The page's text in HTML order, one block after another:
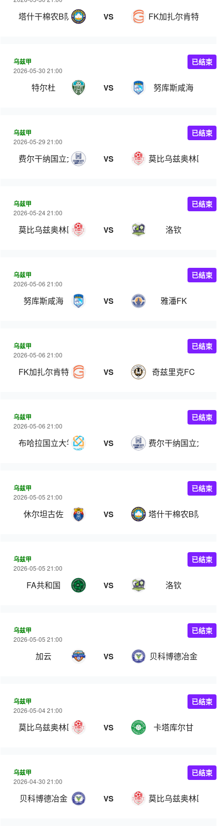
塔什干棉农B队 VS FK加扎尔肯特
乌兹甲
2026-05-30 21:00
特尔杜 VS 努库斯咸海
已结束
乌兹甲
2026-05-29 21:00
费尔干纳国立大学 VS 莫比乌兹奥林匹克
已结束
乌兹甲
2026-05-24 21:00
莫比乌兹奥林匹克 VS 洛钦
已结束
乌兹甲
2026-05-06 21:00
努库斯咸海 VS 雅潘FK
已结束
乌兹甲
2026-05-06 21:00
FK加扎尔肯特 VS 奇兹里克FC
已结束
乌兹甲
2026-05-06 21:00
布哈拉国立大学 VS 费尔干纳国立大学
已结束
乌兹甲
2026-05-05 21:00
休尔坦古佐 VS 塔什干棉农B队
已结束
乌兹甲
2026-05-05 21:00
FA共和国 VS 洛钦
已结束
乌兹甲
2026-05-05 21:00
加云 VS 贝科博德冶金
已结束
乌兹甲
2026-05-04 21:00
莫比乌兹奥林匹克 VS 卡塔库尔甘
已结束
乌兹甲
2026-04-30 21:00
贝科博德冶金 VS 莫比乌兹奥林匹克
已结束